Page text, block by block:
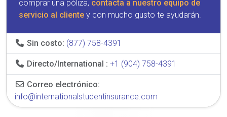
comprar una póliza, contacta a nuestro equipo de
servicio al cliente y con mucho gusto te ayudarán.
Sin costo: (877) 758-4391
Directo/International : +1 (904) 758-4391
Correo electrónico:
info@internationalstudentinsurance.com